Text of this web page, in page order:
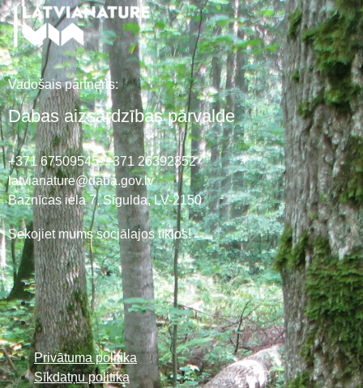
Vadošais partneris:
Dabas aizsardzības pārvalde
+371 67509545,+371 26392352
latvianature@daba.gov.lv
Baznīcas iela 7, Sigulda, LV-2150
Sekojiet mums sociālajos tīklos!
Privātuma politika
Sīkdatņu politika